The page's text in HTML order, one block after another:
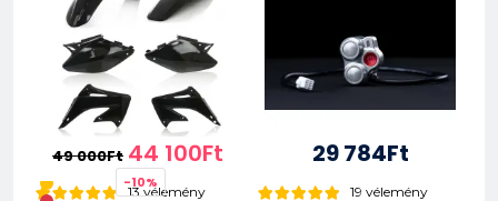
49 000Ft 44 100Ft
-10%
13 vélemény
29 784Ft
19 vélemény